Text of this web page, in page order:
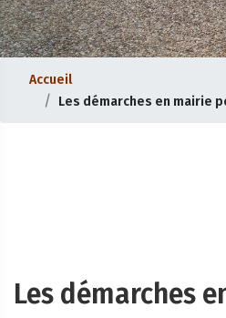
Accueil
Les démarches en mairie
Les démarches